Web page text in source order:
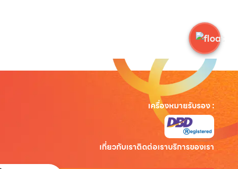
เครื่องหมายรับรอง:
เกี่ยวกับเราติดต่อเราบริการของเรา